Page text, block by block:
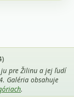
ju pre Žilinu a jej ľudí
Galéria obsahuje
.